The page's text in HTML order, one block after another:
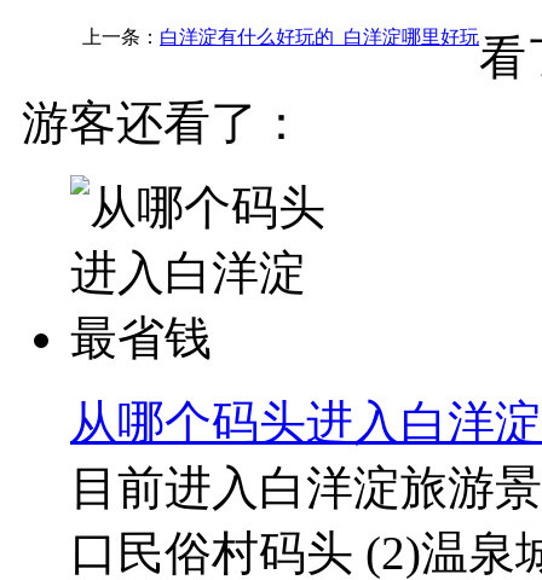
上一条： 白洋淀有什么好玩的_白洋淀哪里好玩看
游客还看了：
从哪个码头进入白洋
目前进入白洋淀旅游
口民俗村码头 (2)温泉